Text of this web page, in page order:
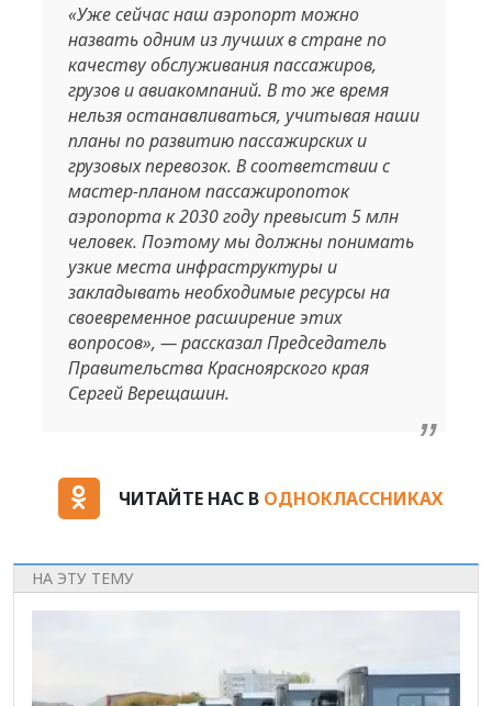
«Уже сейчас наш аэропорт можно
назвать одним из лучших в стране по
качеству обслуживания пассажиров,
грузов и авиакомпаний. В то же время
нельзя останавливаться, учитывая наши
планы по развитию пассажирских и
грузовых перевозок. В соответствии с
мастер-планом пассажиропоток
аэропорта к 2030 году превысит 5 млн
человек. Поэтому мы должны понимать
узкие места инфраструктуры и
закладывать необходимые ресурсы на
своевременное расширение этих
вопросов», — рассказал Председатель
Правительства Красноярского края
Сергей Верещашин.
ЧИТАЙТЕ НАС В ОДНОКЛАССНИКАХ
НА ЭТУ ТЕМУ